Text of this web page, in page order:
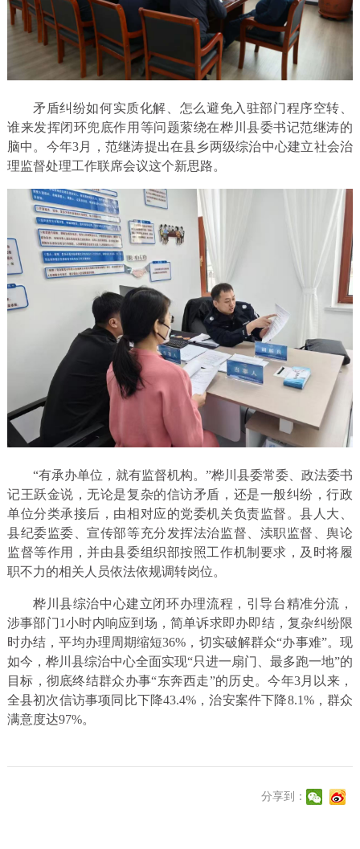
矛盾纠纷如何实质化解、怎么避免入驻部门程序空转、
谁来发挥闭环兜底作用等问题萦绕在桦川县委书记范继涛的
脑中。今年3月，范继涛提出在县乡两级综治中心建立社会治
理监督处理工作联席会议这个新思路。
“有承办单位，就有监督机构。”桦川县委常委、政法委书
记王跃金说，无论是复杂的信访矛盾，还是一般纠纷，行政
单位分类承接后，由相对应的党委机关负责监督。县人大、
县纪委监委、宣传部等充分发挥法治监督、渎职监督、舆论
监督等作用，并由县委组织部按照工作机制要求，及时将履
职不力的相关人员依法依规调转岗位。
桦川县综治中心建立闭环办理流程，引导台精准分流，
涉事部门1小时内响应到场，简单诉求即办即结，复杂纠纷限
时办结，平均办理周期缩短36%，切实破解群众“办事难”。现
如今，桦川县综治中心全面实现“只进一扇门、最多跑一地”的
目标，彻底终结群众办事“东奔西走”的历史。今年3月以来，
全县初次信访事项同比下降43.4%，治安案件下降8.1%，群众
满意度达97%。
分享到：